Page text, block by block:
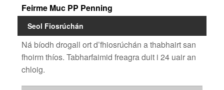
Feirme Muc PP Penning
Seol Fiosrúchán
Ná bíodh drogall ort d’fhiosrúchán a thabhairt san
fhoirm thíos. Tabharfaimid freagra duit i 24 uair an
chloig.